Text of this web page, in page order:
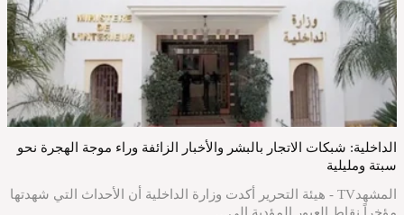
الداخلية: شبكات الاتجار بالبشر والأخبار الزائفة وراء موجة الهجرة نحو
سبتة ومليلية
المشهدTV - هيئة التحرير أكدت وزارة الداخلية أن الأحداث التي شهدتها